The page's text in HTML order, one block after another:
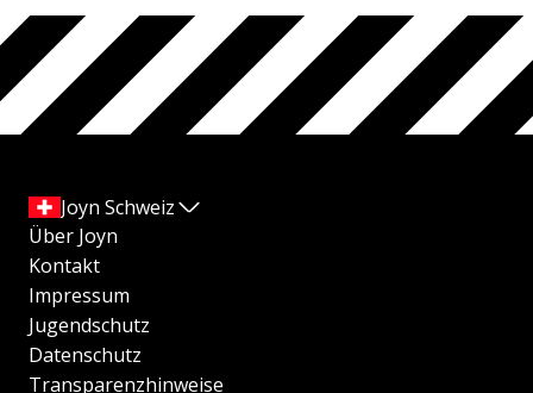
Joyn Schweiz
Über Joyn
Kontakt
Impressum
Jugendschutz
Datenschutz
Transparenzhinweise